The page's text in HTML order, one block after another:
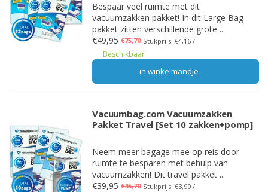
Bespaar veel ruimte met dit
vacuumzakken pakket! In dit Large Bag
pakket zitten verschillende grote ...
€49,95 €75,70 Stukprijs: €4,16 /
Beschikbaar
in winkelmandje
Vacuumbag.com Vacuumzakken
Pakket Travel [Set 10 zakken+pomp]
Neem meer bagage mee op reis door
ruimte te besparen met behulp van
vacuumzakken! Dit travel pakket ...
€39,95 €45,70 Stukprijs: €3,99 /